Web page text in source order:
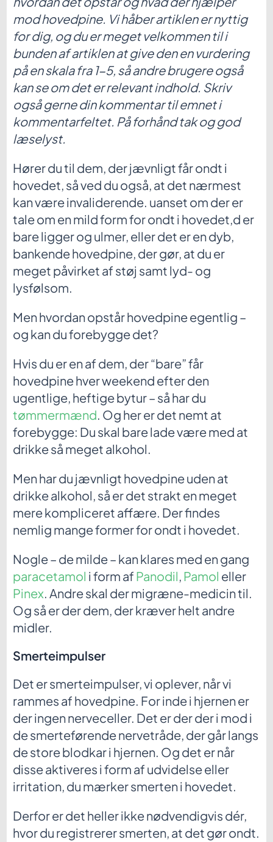
mod hovedpine. Vi håber artiklen er nyttig
for dig, og du er meget velkommen til i
bunden af artiklen at give den en vurdering
på en skala fra 1-5, så andre brugere også
kan se om det er relevant indhold. Skriv
også gerne din kommentar til emnet i
kommentarfeltet. På forhånd tak og god
læselyst.
Hører du til dem, der jævnligt får ondt i
hovedet, så ved du også, at det nærmest
kan være invaliderende. uanset om der er
tale om en mild form for ondt i hovedet,d er
bare ligger og ulmer, eller det er en dyb,
bankende hovedpine, der gør, at du er
meget påvirket af støj samt lyd- og
lysfølsom.
Men hvordan opstår hovedpine egentlig –
og kan du forebygge det?
Hvis du er en af dem, der “bare” får
hovedpine hver weekend efter den
ugentlige, heftige bytur – så har du
tømmermænd. Og her er det nemt at
forebygge: Du skal bare lade være med at
drikke så meget alkohol.
Men har du jævnligt hovedpine uden at
drikke alkohol, så er det strakt en meget
mere kompliceret affære. Der findes
nemlig mange former for ondt i hovedet.
Nogle – de milde – kan klares med en gang
paracetamol i form af Panodil, Pamol eller
Pinex. Andre skal der migræne-medicin til.
Og så er der dem, der kræver helt andre
midler.
Smerteimpulser
Det er smerteimpulser, vi oplever, når vi
rammes af hovedpine. For inde i hjernen er
der ingen nerveceller. Det er der der i mod i
de smerteførende nervetråde, der går langs
de store blodkar i hjernen. Og det er når
disse aktiveres i form af udvidelse eller
irritation, du mærker smerten i hovedet.
Derfor er det heller ikke nødvendigvis dér,
hvor du registrerer smerten, at det gør ondt.